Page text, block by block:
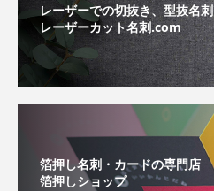
レーザーでの切抜き、型抜名刺
レーザーカット名刺.com
箔押し名刺・カードの専門店
箔押しショップ